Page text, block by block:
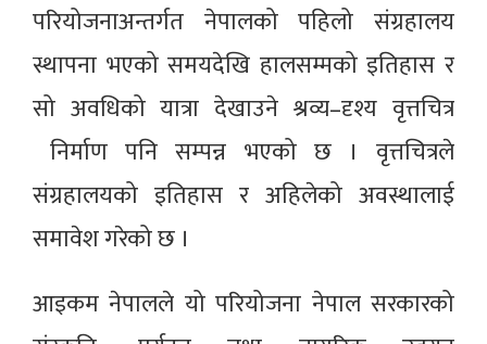
परियोजनाअन्तर्गत नेपालको पहिलो संग्रहालय
स्थापना भएको समयदेखि हालसम्मको इतिहास र
सो अवधिको यात्रा देखाउने श्रव्य–दृश्य वृत्तचित्र
निर्माण पनि सम्पन्न भएको छ । वृत्तचित्रले
संग्रहालयको इतिहास र अहिलेको अवस्थालाई
समावेश गरेको छ ।
आइकम नेपालले यो परियोजना नेपाल सरकारको